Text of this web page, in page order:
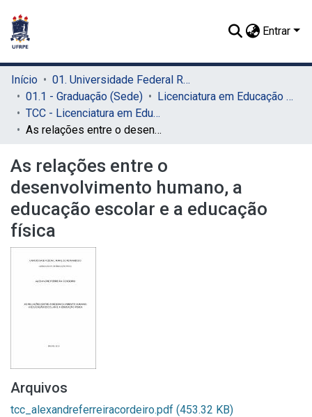
Entrar
Início
01. Universidade Federal Rural de Pernambuco - UFRPE (Sede)
01.1 - Graduação (Sede)
Licenciatura em Educação Física (Sede)
TCC - Licenciatura em Educação Física (Sede)
As relações entre o desenvolvimento humano, a educação escolar e a educação física
As relações entre o
desenvolvimento humano, a
educação escolar e a educação
física
Arquivos
tcc_alexandreferreiracordeiro.pdf (453.32 KB)